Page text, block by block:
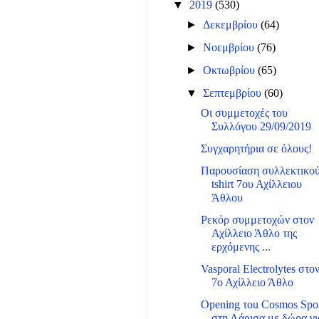
▼ 2019 (530)
► Δεκεμβρίου(64)
►Νοεμβρίου(76)
►Οκτωβρίου(65)
▼Σεπτεμβρίου(60)
Οι συμμετοχές του
Συλλόγου 29/09/2019
Συγχαρητήρια σε όλους!
Παρουσίαση
tshirt 7ου Αχίλλειου
Άθλου
Ρεκόρ συμμετοχών στον
Αχίλλειο Άθλο της
ερχόμενης ...
Vasporal Electrolytes στον
7ο Αχίλλειο Άθλο
Opening τοu Cosmos